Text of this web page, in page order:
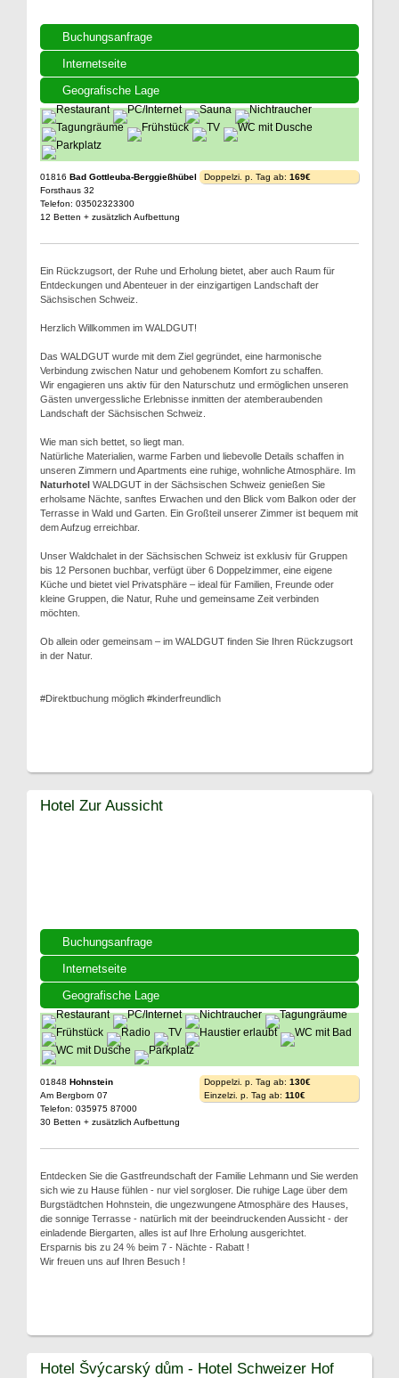
Buchungsanfrage
Internetseite
Geografische Lage
01816 Bad Gottleuba-Berggießhübel
Forsthaus 32
Telefon: 03502323300
12 Betten + zusätzlich Aufbettung
Doppelzi. p. Tag ab: 169€
Ein Rückzugsort, der Ruhe und Erholung bietet, aber auch Raum für
Entdeckungen und Abenteuer in der einzigartigen Landschaft der
Sächsischen Schweiz.
Herzlich Willkommen im WALDGUT!
Das WALDGUT wurde mit dem Ziel gegründet, eine harmonische
Verbindung zwischen Natur und gehobenem Komfort zu schaffen.
Wir engagieren uns aktiv für den Naturschutz und ermöglichen unseren
Gästen unvergessliche Erlebnisse inmitten der atemberaubenden
Landschaft der Sächsischen Schweiz.
Wie man sich bettet, so liegt man.
Natürliche Materialien, warme Farben und liebevolle Details schaffen in
unseren Zimmern und Apartments eine ruhige, wohnliche Atmosphäre. Im
Naturhotel WALDGUT in der Sächsischen Schweiz genießen Sie
erholsame Nächte, sanftes Erwachen und den Blick vom Balkon oder der
Terrasse in Wald und Garten. Ein Großteil unserer Zimmer ist bequem mit
dem Aufzug erreichbar.
Unser Waldchalet in der Sächsischen Schweiz ist exklusiv für Gruppen
bis 12 Personen buchbar, verfügt über 6 Doppelzimmer, eine eigene
Küche und bietet viel Privatsphäre – ideal für Familien, Freunde oder
kleine Gruppen, die Natur, Ruhe und gemeinsame Zeit verbinden
möchten.
Ob allein oder gemeinsam – im WALDGUT finden Sie Ihren Rückzugsort
in der Natur.
#Direktbuchung möglich #kinderfreundlich
Buchungsanfrage
Internetseite
Geografische Lage
Hotel Zur Aussicht
01848 Hohnstein
Am Bergborn 07
Telefon: 035975 87000
30 Betten + zusätzlich Aufbettung
Doppelzi. p. Tag ab: 130€
Einzelzi. p. Tag ab: 110€
Entdecken Sie die Gastfreundschaft der Familie Lehmann und Sie werden
sich wie zu Hause fühlen - nur viel sorgloser. Die ruhige Lage über dem
Burgstädtchen Hohnstein, die ungezwungene Atmosphäre des Hauses,
die sonnige Terrasse - natürlich mit der beeindruckenden Aussicht - der
einladende Biergarten, alles ist auf Ihre Erholung ausgerichtet.
Ersparnis bis zu 24 % beim 7 - Nächte - Rabatt !
Wir freuen uns auf Ihren Besuch !
Hotel Švýcarský dům - Hotel Schweizer Hof